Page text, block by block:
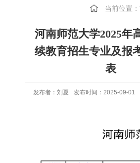
当前位置：
河南师范大学2025年
续教育招生专业及报
表
发布者：刘夏 发布时间：2025-09-01